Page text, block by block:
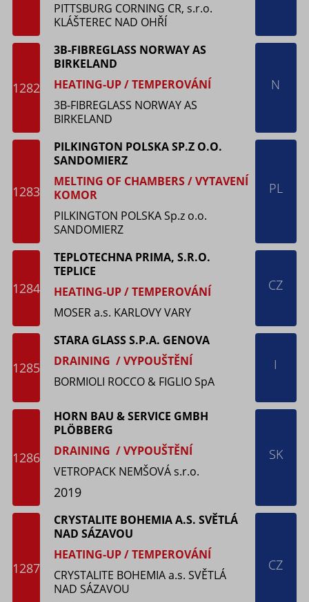
PITTSBURG CORNING CR, s.r.o.
KLÁŠTEREC NAD OHŘÍ
1282
3B-FIBREGLASS NORWAY AS
BIRKELAND
HEATING-UP / TEMPEROVÁNÍ
3B-FIBREGLASS NORWAY AS
BIRKELAND
N
1283
PILKINGTON POLSKA SP.Z O.O.
SANDOMIERZ
MELTING OF CHAMBERS / VYTAVENÍ
KOMOR
PILKINGTON POLSKA Sp.z o.o.
SANDOMIERZ
PL
1284
TEPLOTECHNA PRIMA, S.R.O.
TEPLICE
HEATING-UP / TEMPEROVÁNÍ
MOSER a.s. KARLOVY VARY
CZ
1285
STARA GLASS S.P.A. GENOVA
DRAINING / VYPOUŠTĚNÍ
BORMIOLI ROCCO & FIGLIO SpA
I
1286
HORN BAU & SERVICE GMBH
PLÖΒBERG
DRAINING / VYPOUŠTĚNÍ
VETROPACK NEMŠOVÁ s.r.o.
2019
SK
1287
CRYSTALITE BOHEMIA A.S. SVĚTLÁ
NAD SÁZAVOU
HEATING-UP / TEMPEROVÁNÍ
CRYSTALITE BOHEMIA a.s. SVĚTLÁ
NAD SÁZAVOU
CZ